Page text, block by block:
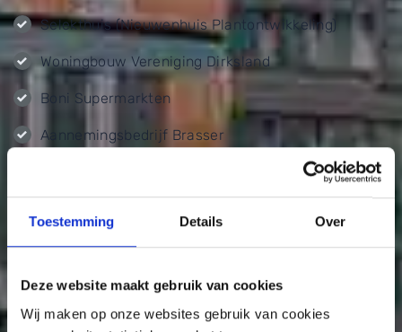
Toestemming Details Over
Deze website maakt gebruik van cookies
Wij maken op onze websites gebruik van cookies
Selekthuis (Nieuwenhuis Plantontwikkeling)
Woningbouw Vereniging Dirksland
Boni Supermarkten
Aannemingsbedrijf Brasser
Bouwbedrijf De Haze
Janse Bouw
Bouwbedrijf De Koster